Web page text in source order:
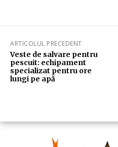
ARTICOLUL PRECEDENT
Veste de salvare pentru
pescuit: echipament
specializat pentru ore
lungi pe apă